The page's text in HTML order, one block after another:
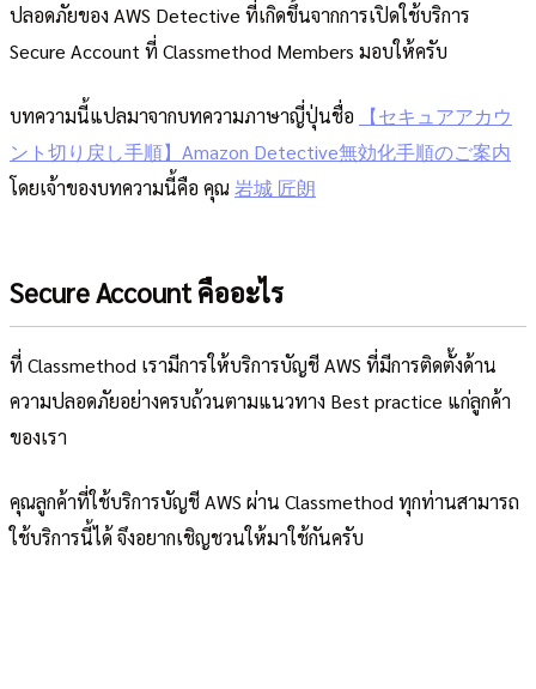
ปลอดภัยของ AWS Detective ที่เกิดขึ้นจากการเปิดใช้บริการ
Secure Account ที่ Classmethod Members มอบให้ครับ
บทความนี้แปลมาจากบทความภาษาญี่ปุ่นชื่อ
【セキュアアカウ
ント切り戻し手順】Amazon Detective無効化手順のご案内
โดยเจ้าของบทความนี้คือ คุณ 岩城 匠朗
Secure Account คืออะไร
ที่ Classmethod เรามีการให้บริการบัญชี AWS ที่มีการติดตั้งด้าน
ความปลอดภัยอย่างครบถ้วนตามแนวทาง Best practice แก่ลูกค้า
ของเรา
คุณลูกค้าที่ใช้บริการบัญชี AWS ผ่าน Classmethod ทุกท่านสามารถ
ใช้บริการนี้ได้ จึงอยากเชิญชวนให้มาใช้กันครับ